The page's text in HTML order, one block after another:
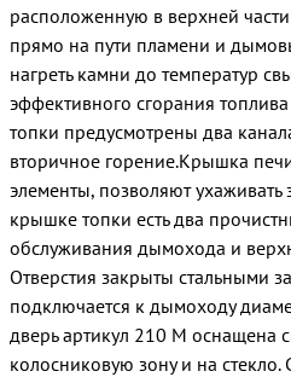
расположенную в верхней
прямо на пути пламени и
нагреть камни до температур
эффективного сгорания
топки предусмотрены два
вторичное горение.Крышка
элементы, позволяют
крышке топки есть два
обслуживания дымохода и
Отверстия закрыты стальными
подключается к дымоходу
дверь артикул 210 М оснащена
колосниковую зону и на